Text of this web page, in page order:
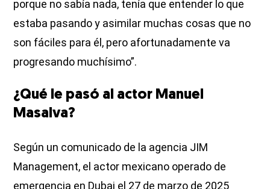
porque no sabía nada, tenía que entender lo que
estaba pasando y asimilar muchas cosas que no
son fáciles para él, pero afortunadamente va
progresando muchísimo”.
¿Qué le pasó al actor Manuel
Masalva?
Según un comunicado de la agencia JIM
Management, el actor mexicano operado de
emergencia en Dubai el 27 de marzo de 2025